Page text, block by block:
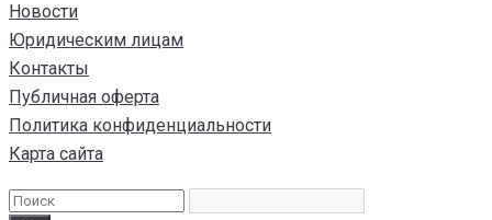
Новости
Юридическим лицам
Контакты
Публичная оферта
Политика конфиденциальности
Карта сайта